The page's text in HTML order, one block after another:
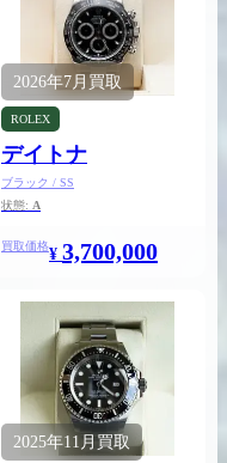
2026年7月 買取
ROLEX
デイトナ
ブラック / SS
状態: A
買取価格¥ 3,700,000
2025年11月 買取